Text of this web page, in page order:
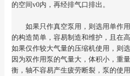
的空间v0内，再经排气口排出。
如果只作真空泵用，则选用单作用
的构造简单，容易制造和维护，且在
如果仅作较大气量的压缩机使用，则
因为双作用泵的气量大，体积小，重
衡，轴不容易产生疲劳断裂，泵的使用